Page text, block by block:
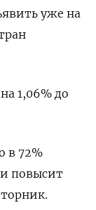
​уже на
1,06% до
в 72%
повысит